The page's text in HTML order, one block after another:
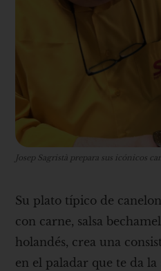
Su plato típico de
con carne, salsa
holandés, crea una
en el paladar que te da la
Josep Sagristà prepara sus icónicos